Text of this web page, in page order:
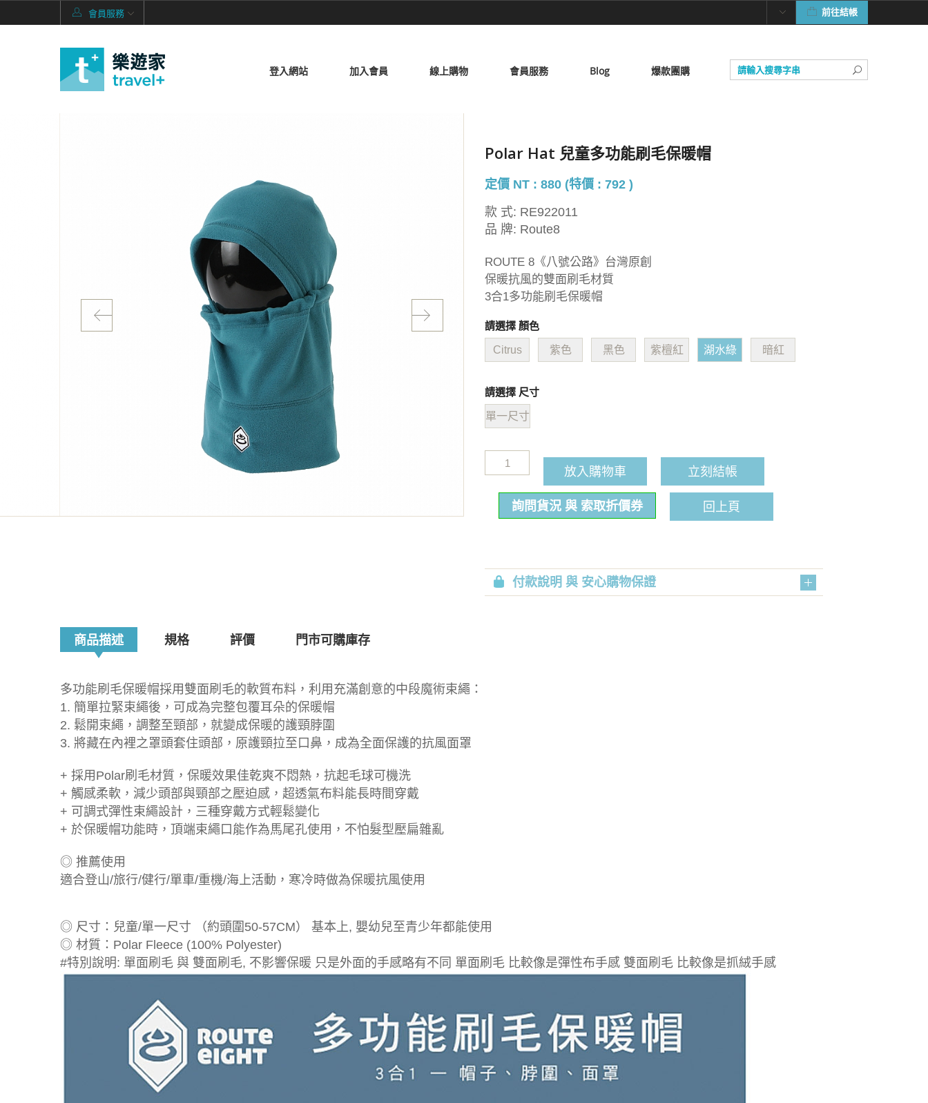
會員服務 前往結帳
登入網站 加入會員 線上購物 會員服務 Blog 爆款團購
Polar Hat 兒童多功能刷毛保暖帽
定價 NT : 880 (特價 : 792 )
款 式: RE922011
品 牌: Route8
ROUTE 8《八號公路》台灣原創
保暖抗風的雙面刷毛材質
3合1多功能刷毛保暖帽
請選擇 顏色
Citrus 紫色 黑色 紫檀紅 湖水綠 暗紅
請選擇 尺寸
單一尺寸
放入購物車 立刻結帳
詢問貨況 與 索取折價券 回上頁
付款說明 與 安心購物保證
商品描述 規格 評價 門市可購庫存
多功能刷毛保暖帽採用雙面刷毛的軟質布料，利用充滿創意的中段魔術束繩：
1. 簡單拉緊束繩後，可成為完整包覆耳朵的保暖帽
2. 鬆開束繩，調整至頸部，就變成保暖的護頸脖圍
3. 將藏在內裡之罩頭套住頭部，原護頸拉至口鼻，成為全面保護的抗風面罩
+ 採用Polar刷毛材質，保暖效果佳乾爽不悶熱，抗起毛球可機洗
+ 觸感柔軟，減少頭部與頸部之壓迫感，超透氣布料能長時間穿戴
+ 可調式彈性束繩設計，三種穿戴方式輕鬆變化
+ 於保暖帽功能時，頂端束繩口能作為馬尾孔使用，不怕髮型壓扁雜亂
◎ 推薦使用
適合登山/旅行/健行/單車/重機/海上活動，寒冷時做為保暖抗風使用
◎ 尺寸：兒童/單一尺寸 （約頭圍50-57CM） 基本上, 嬰幼兒至青少年都能使用
◎ 材質：Polar Fleece (100% Polyester)
#特別說明: 單面刷毛 與 雙面刷毛, 不影響保暖 只是外面的手感略有不同 單面刷毛 比較像是彈性布手感 雙面刷毛 比較像是抓絨手感